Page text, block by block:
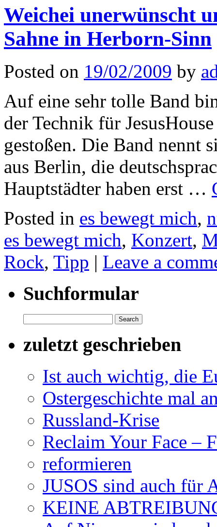
Weichei unerwünscht
Sahne in Herborn-Sinn
Posted on 19/02/2009 by
Auf eine sehr tolle Band
der Technik für
gestoßen. Die Band nennt
aus Berlin, die
Hauptstädter haben erst …
Posted in es bewegt mich,
es bewegt mich, Konzert,
Rock, Tipp | Leave a
Suchformular
for:
zuletzt geschrieben
Ist auch wichtig, die
Ostergeschichte mal
Russland-Krise
Reclaim Your Face –
re­for­mie­ren
JUSOS sind auch für
KEINE